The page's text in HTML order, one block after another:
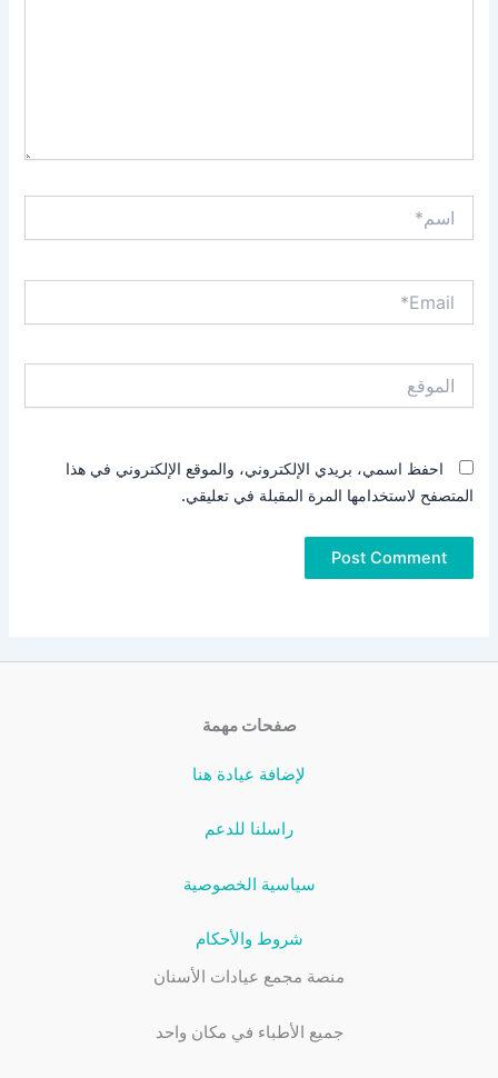
احفظ اسمي، بريدي الإلكتروني، والموقع الإلكتروني في هذا
المتصفح لاستخدامها المرة المقبلة في تعليقي.
صفحات مهمة
لإضافة عيادة هنا
راسلنا للدعم
سياسية الخصوصية
شروط والأحكام
منصة مجمع عيادات الأسنان
جميع الأطباء في مكان واحد